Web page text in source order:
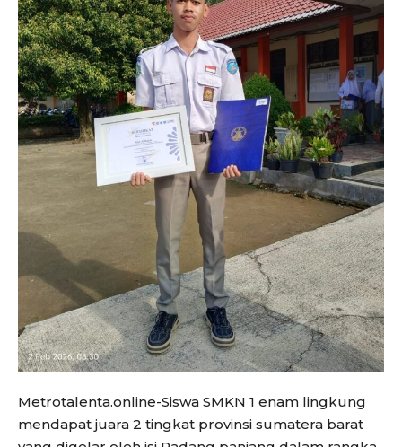
Metrotalenta.online-Siswa SMKN 1 enam lingkung
mendapat juara 2 tingkat provinsi sumatera barat